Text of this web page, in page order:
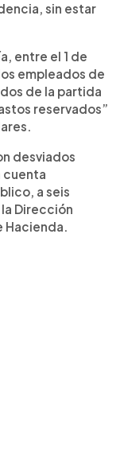
sin estar
entre el 1 de
empleados de
de la partida
reservados”
desviados
cuenta
a seis
Dirección
Hacienda.